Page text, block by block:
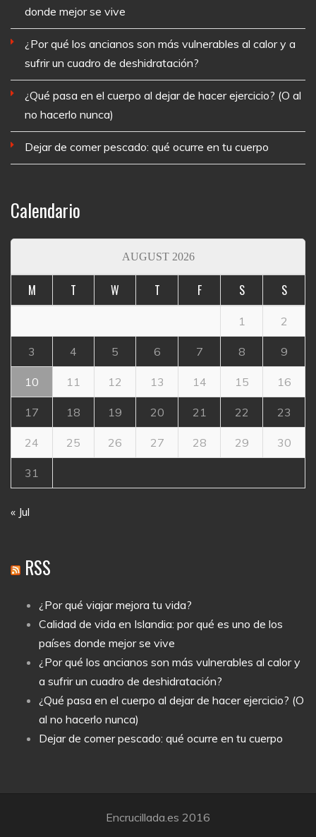
donde mejor se vive
¿Por qué los ancianos son más vulnerables al calor y a
sufrir un cuadro de deshidratación?
¿Qué pasa en el cuerpo al dejar de hacer ejercicio? (O al
no hacerlo nunca)
Dejar de comer pescado: qué ocurre en tu cuerpo
Calendario
AUGUST 2026
M T W T F S S
1 2
3 4 5 6 7 8 9
10 11 12 13 14 15 16
17 18 19 20 21 22 23
24 25 26 27 28 29 30
31
« Jul
RSS
¿Por qué viajar mejora tu vida?
Calidad de vida en Islandia: por qué es uno de los
países donde mejor se vive
¿Por qué los ancianos son más vulnerables al calor y
a sufrir un cuadro de deshidratación?
¿Qué pasa en el cuerpo al dejar de hacer ejercicio? (O
al no hacerlo nunca)
Dejar de comer pescado: qué ocurre en tu cuerpo
Encrucillada.es 2016